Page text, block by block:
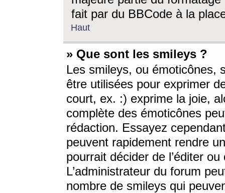
fait par du BBCode à la
Haut
» Que sont les smileys ?
Les smileys, ou émoticônes,
être utilisées pour exprimer
court, ex. :) exprime la joie,
complète des émoticônes
rédaction. Essayez
peuvent rapidement rendre
pourrait décider de l’éditer
L’administrateur du forum
nombre de smileys qui